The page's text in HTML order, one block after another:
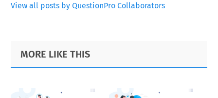
View all posts by QuestionPro Collaborators
Primary
Sidebar
Footer
MORE LIKE THIS